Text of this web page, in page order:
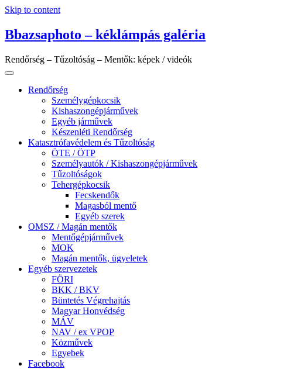
Skip to content
Bbazsaphoto – kéklámpás galéria
Rendőrség – Tűzoltóság – Mentők: képek / videók
Rendőrség
Személygépkocsik
Kishaszongépjárművek
Egyéb járművek
Készenléti Rendőrség
Katasztrófavédelem és Tűzoltóság
ÖTE / ÖTP
Személyautók / Kishaszongépjárművek
Tűzoltóságok
Tehergépkocsik
Fecskendők
Magasból mentő
Egyéb szerek
OMSZ / Magán mentők
Mentőgépjárművek
MOK
Magán mentők, ügyeletek
Egyéb szervezetek
FÖRI
BKK / BKV
Büntetés Végrehajtás
Magyar Honvédség
MÁV
NAV / ex VPOP
Közművek
Egyebek
Facebook